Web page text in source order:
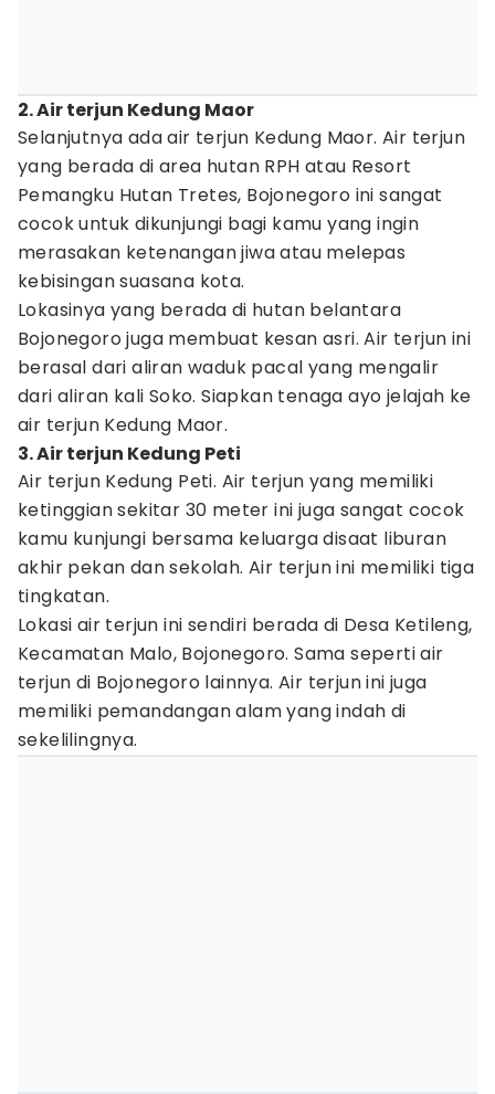
2. Air terjun Kedung Maor
Selanjutnya ada air terjun Kedung Maor. Air terjun
yang berada di area hutan RPH atau Resort
Pemangku Hutan Tretes, Bojonegoro ini sangat
cocok untuk dikunjungi bagi kamu yang ingin
merasakan ketenangan jiwa atau melepas
kebisingan suasana kota.
Lokasinya yang berada di hutan belantara
Bojonegoro juga membuat kesan asri. Air terjun ini
berasal dari aliran waduk pacal yang mengalir
dari aliran kali Soko. Siapkan tenaga ayo jelajah ke
air terjun Kedung Maor.
3. Air terjun Kedung Peti
Air terjun Kedung Peti. Air terjun yang memiliki
ketinggian sekitar 30 meter ini juga sangat cocok
kamu kunjungi bersama keluarga disaat liburan
akhir pekan dan sekolah. Air terjun ini memiliki tiga
tingkatan.
Lokasi air terjun ini sendiri berada di Desa Ketileng,
Kecamatan Malo, Bojonegoro. Sama seperti air
terjun di Bojonegoro lainnya. Air terjun ini juga
memiliki pemandangan alam yang indah di
sekelilingnya.